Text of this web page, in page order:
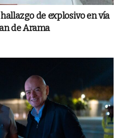
de explosivo en vía
de Arama